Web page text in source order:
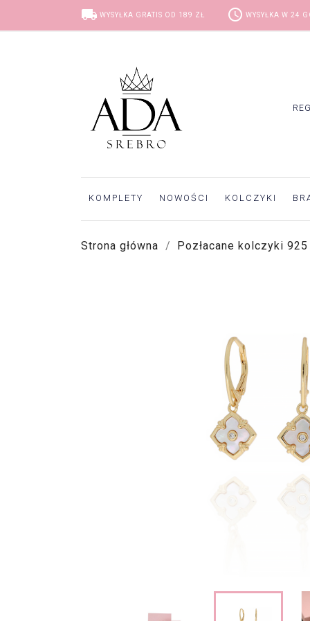
local_shipping WYSYŁKA GRATIS OD 189 ZŁ access_time WYSYŁKA W 24
KOMPLETY NOWOŚCI KOLCZYKI
Strona główna Pozłacane kolczyki